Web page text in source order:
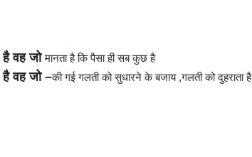
है वह जो मानता है कि पैसा ही सब कुछ है
है वह जो –की गई गलती को सुधारने के बजाय ,गलती को दुहराता है